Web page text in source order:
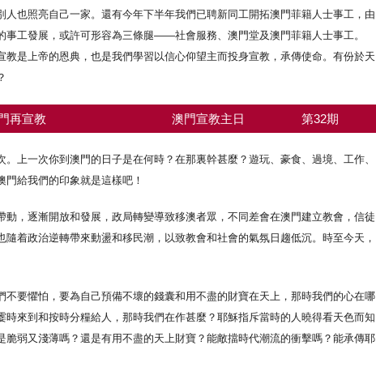
也照亮自己一家。還有今年下半年我們已聘新同工開拓澳門菲籍人士事工，由
事工發展，或許可形容為三條腿——社會服務、澳門堂及澳門菲籍人士事工。
是上帝的恩典，也是我們學習以信心仰望主而投身宣教，承傳使命。有份於天
再宣教 澳門宣教主日 第32期
上一次你到澳門的日子是在何時？在那裏幹甚麼？遊玩、豪食、過境、工作、
給我們的印象就是這樣吧！
，逐漸開放和發展，政局轉變導致移澳者眾，不同差會在澳門建立教會，信徒
着政治逆轉帶來動盪和移民潮，以致教會和社會的氣氛日趨低沉。時至今天，
要懼怕，要為自己預備不壞的錢囊和用不盡的財寶在天上，那時我們的心在哪
來到和按時分糧給人，那時我們在作甚麼？耶穌指斥當時的人曉得看天色而知
弱又淺薄嗎？還是有用不盡的天上財寶？能敵擋時代潮流的衝擊嗎？能承傳耶